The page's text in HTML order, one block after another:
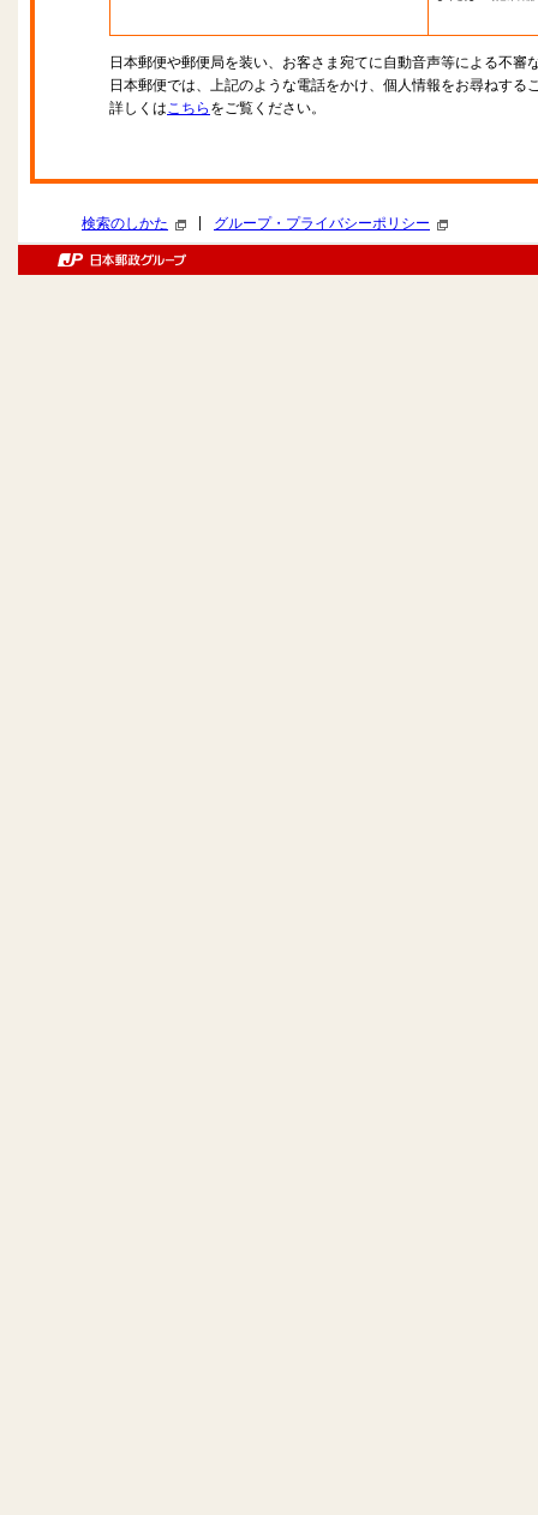
日本郵便や郵便局を装い、お客さま宛てに自動音声等による不審
日本郵便では、上記のような電話をかけ、個人情報をお尋ねする
詳しくはこちら をご覧ください。
検索のしかた グループ・プライバシーポリシー